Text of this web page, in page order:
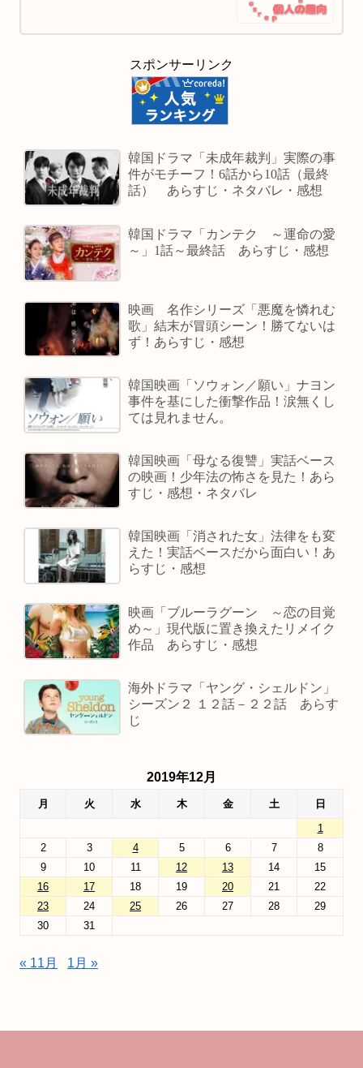
スポンサーリンク
韓国ドラマ「未成年裁判」実際の事
件がモチーフ！6話から10話（最終
話） あらすじ・ネタバレ・感想
韓国ドラマ「カンテク ～運命の愛
～」1話～最終話 あらすじ・感想
映画 名作シリーズ「悪魔を憐れむ
歌」結末が冒頭シーン！勝てないは
ず！あらすじ・感想
韓国映画「ソウォン／願い」ナヨン
事件を基にした衝撃作品！涙無くし
ては見れません。
韓国映画「母なる復讐」実話ベース
の映画！少年法の怖さを見た！あら
すじ・感想・ネタバレ
韓国映画「消された女」法律をも変
えた！実話ベースだから面白い！あ
らすじ・感想
映画「ブルーラグーン ～恋の目覚
め～」現代版に置き換えたリメイク
作品 あらすじ・感想
海外ドラマ「ヤング・シェルドン」
シーズン２ １２話－２２話 あらす
じ
2019年12月
月 火 水 木 金 土
日
1
2
3 4 5 6 7
8
9
10 11 12 13 14
15
16
17 18 19 20 21
22
23
24 25 26 27 28
29
30
31
« 11月 1月 »